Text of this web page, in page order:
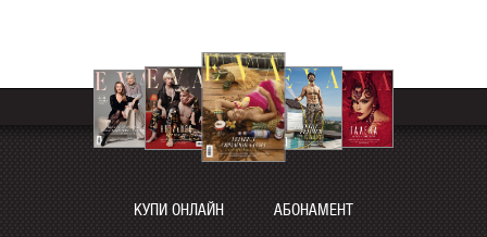
КУПИ ОНЛАЙН АБОНАМЕНТ